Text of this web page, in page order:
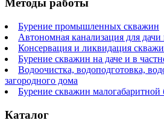
Методы работы
Бурение промышленных скважин
Автономная канализация для дачи
Консервация и ликвидация
Бурение скважин на даче и в
Водоочистка, водоподготовка,
загородного дома
Бурение скважин малогабаритной
Каталог